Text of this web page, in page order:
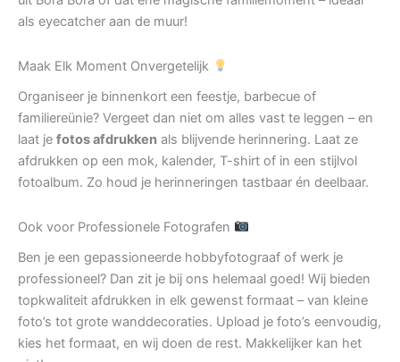
als eyecatcher aan de muur!
Maak Elk Moment Onvergetelijk
Organiseer je binnenkort een feestje, barbecue of
familiereünie? Vergeet dan niet om alles vast te leggen – en
laat je fotos afdrukken als blijvende herinnering. Laat ze
afdrukken op een mok, kalender, T-shirt of in een stijlvol
fotoalbum. Zo houd je herinneringen tastbaar én deelbaar.
Ook voor Professionele Fotografen
Ben je een gepassioneerde hobbyfotograaf of werk je
professioneel? Dan zit je bij ons helemaal goed! Wij bieden
topkwaliteit afdrukken in elk gewenst formaat – van kleine
foto’s tot grote wanddecoraties. Upload je foto’s eenvoudig,
kies het formaat, en wij doen de rest. Makkelijker kan het